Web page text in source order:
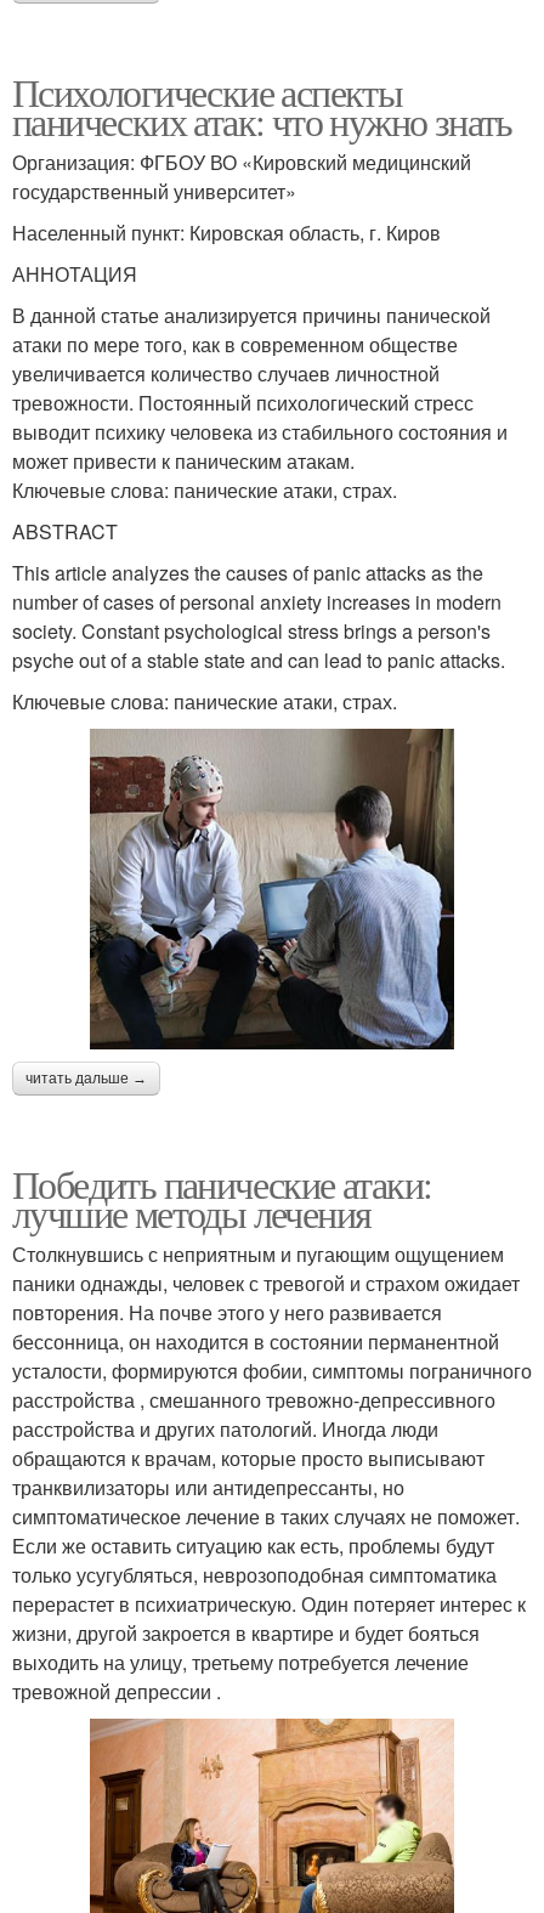
Психологические аспекты
панических атак: что нужно знать
Организация: ФГБОУ ВО «Кировский медицинский
государственный университет»
Населенный пункт: Кировская область, г. Киров
АННОТАЦИЯ
В данной статье анализируется причины панической
атаки по мере того, как в современном обществе
увеличивается количество случаев личностной
тревожности. Постоянный психологический стресс
выводит психику человека из стабильного состояния и
может привести к паническим атакам.
Ключевые слова: панические атаки, страх.
ABSTRACT
This article analyzes the causes of panic attacks as the
number of cases of personal anxiety increases in modern
society. Constant psychological stress brings a person's
psyche out of a stable state and can lead to panic attacks.
Ключевые слова: панические атаки, страх.
читать дальше →
Победить панические атаки:
лучшие методы лечения
Столкнувшись с неприятным и пугающим ощущением
паники однажды, человек с тревогой и страхом ожидает
повторения. На почве этого у него развивается
бессонница, он находится в состоянии перманентной
усталости, формируются фобии, симптомы пограничного
расстройства , смешанного тревожно-депрессивного
расстройства и других патологий. Иногда люди
обращаются к врачам, которые просто выписывают
транквилизаторы или антидепрессанты, но
симптоматическое лечение в таких случаях не поможет.
Если же оставить ситуацию как есть, проблемы будут
только усугубляться, неврозоподобная симптоматика
перерастет в психиатрическую. Один потеряет интерес к
жизни, другой закроется в квартире и будет бояться
выходить на улицу, третьему потребуется лечение
тревожной депрессии .